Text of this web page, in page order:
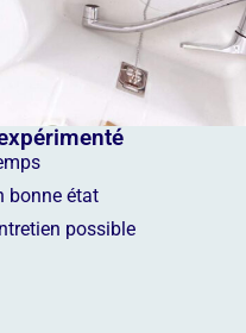
bonne état
possible